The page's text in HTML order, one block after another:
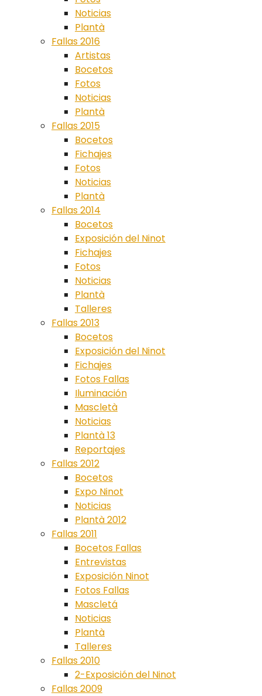
Noticias
Plantà
Fallas 2016
Artistas
Bocetos
Fotos
Noticias
Plantà
Fallas 2015
Bocetos
Fichajes
Fotos
Noticias
Plantà
Fallas 2014
Bocetos
Exposición del Ninot
Fichajes
Fotos
Noticias
Plantà
Talleres
Fallas 2013
Bocetos
Exposición del Ninot
Fichajes
Fotos Fallas
Iluminación
Mascletà
Noticias
Plantà 13
Reportajes
Fallas 2012
Bocetos
Expo Ninot
Noticias
Plantà 2012
Fallas 2011
Bocetos Fallas
Entrevistas
Exposición Ninot
Fotos Fallas
Mascletá
Noticias
Plantà
Talleres
Fallas 2010
2-Exposición del Ninot
Fallas 2009